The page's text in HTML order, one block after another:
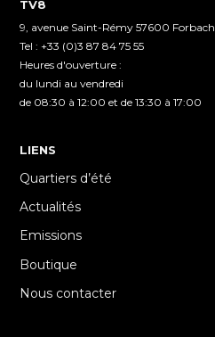
TV8
9, avenue Saint-Rémy 57600 Forbach
Tel : +33 (0)3 87 84 75 55
Heures d'ouverture :
du lundi au vendredi
de 08:30 à 12:00 et de 13:30 à 17:00
LIENS
Quartiers d’été
Actualités
Emissions
Boutique
Nous contacter